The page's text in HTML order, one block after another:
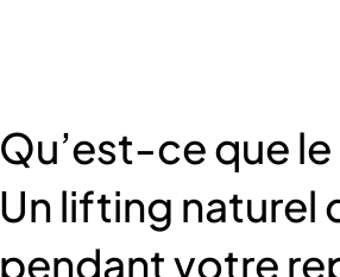
Qu’est-ce que le
Un lifting naturel
pendant votre